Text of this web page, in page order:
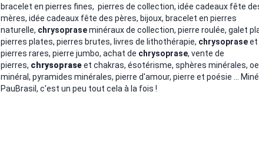
bracelet en pierres fines, pierres de collection, idée cadeaux fête
mères, idée cadeaux fête des pères, bijoux, bracelet en pierres
naturelle, chrysopraseminéraux de collection, pierre roulée, galet
pierres plates, pierres brutes, livres de lithothérapie, chrysopraseet
pierres rares, pierre jumbo, achat de chrysoprase, vente de
pierres, chrysopraseet chakras, ésotérisme, sphères minérales,
minéral, pyramides minérales, pierre d'amour, pierre et poésie ...
PauBrasil, c'est un peu tout cela à la fois !